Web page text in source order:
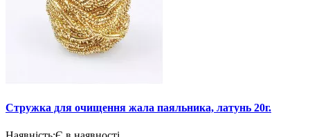
Стружка для очищення жала паяльника, латунь 20г.